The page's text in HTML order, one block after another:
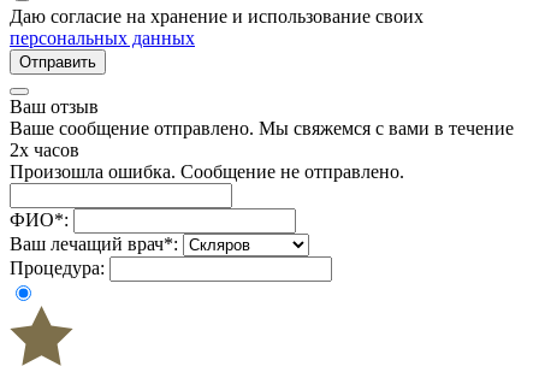
Даю согласие на хранение и использование своих
персональных данных
Отправить
Ваш отзыв
Ваше сообщение отправлено. Мы свяжемся с вами в течение
2х часов
Произошла ошибка. Сообщение не отправлено.
ФИО*:
Ваш лечащий врач*:
Процедура: